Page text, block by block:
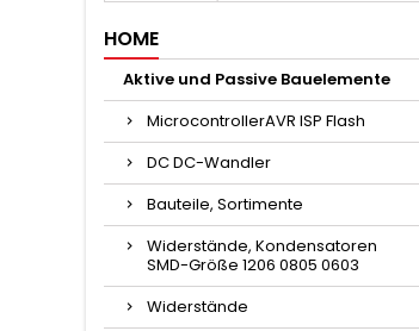
HOME
Aktive und Passive Bauelemente
MicrocontrollerAVR ISP Flash
DC DC-Wandler
Bauteile, Sortimente
Widerstände, Kondensatoren
SMD-Größe 1206 0805 0603
Widerstände